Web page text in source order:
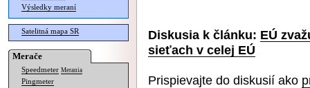
Výsledky meraní
Satelitná mapa SR
Merače
Speedmeter Merania
Pingmeter
Diskusia k článku: EÚ
sieťach v celej EÚ
Prispievajte do diskusií ako